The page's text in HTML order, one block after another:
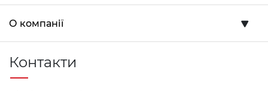
О компанії
Контакти